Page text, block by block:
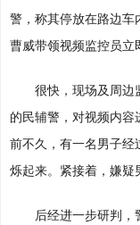
警，称其停放在路边车
曹威带领视频监控员立
很快，现场及周边
的民辅警，对视频内
前不久，有一名男子经
烁起来。紧接着，嫌疑
后经进一步研判